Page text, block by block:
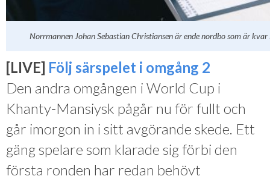
Norrmannen Johan Sebastian Christiansen är ende nordbo som är
[LIVE] Följ särspelet i omgång 2
Den andra omgången i World Cup i
Khanty-Mansiysk pågår nu för fullt och
går imorgon in i sitt avgörande skede. Ett
gäng spelare som klarade sig förbi den
första ronden har redan behövt